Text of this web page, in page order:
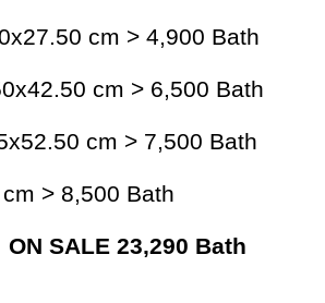
cm > 4,900 Bath
cm > 6,500 Bath
cm > 7,500 Bath
> 8,500 Bath
ON SALE 23,290 Bath